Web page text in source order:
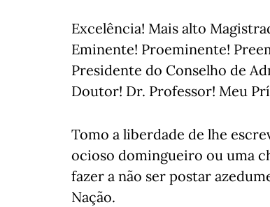
Excelência! Mais alto
Eminente! Proeminente!
Presidente do Conselho de
Doutor! Dr. Professor! Meu
Tomo a liberdade de lhe
ocioso domingueiro ou uma
fazer a não ser postar
Nação.